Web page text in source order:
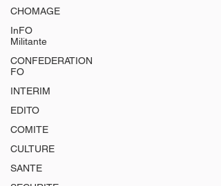
CHOMAGE
InFO
Militante
CONFEDERATION
FO
INTERIM
EDITO
COMITE
CULTURE
SANTE